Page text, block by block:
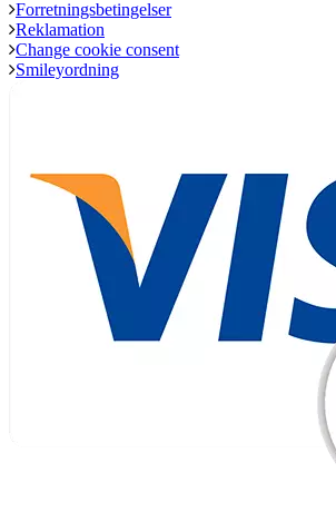
Forretningsbetingelser
Reklamation
Change cookie consent
Smileyordning